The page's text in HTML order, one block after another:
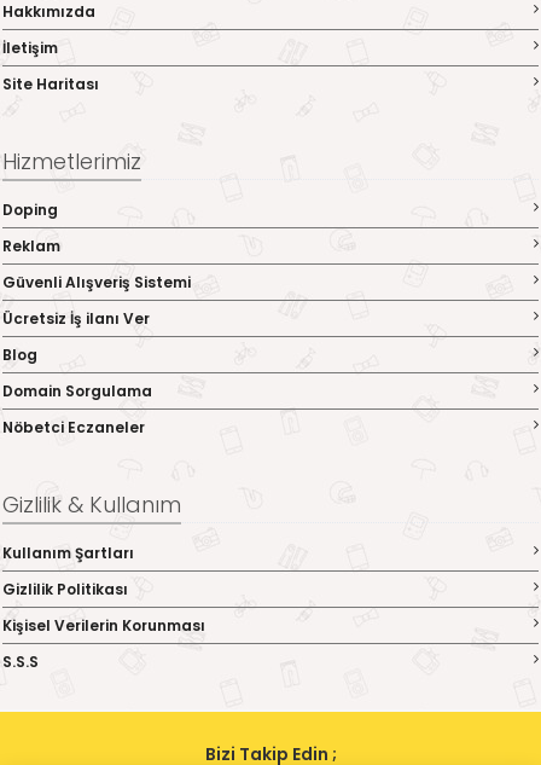
Hakkımızda
İletişim
Site Haritası
Hizmetlerimiz
Doping
Reklam
Güvenli Alışveriş Sistemi
Ücretsiz İş ilanı Ver
Blog
Domain Sorgulama
Nöbetci Eczaneler
Gizlilik & Kullanım
Kullanım Şartları
Gizlilik Politikası
Kişisel Verilerin Korunması
S.S.S
Bizi Takip Edin ;